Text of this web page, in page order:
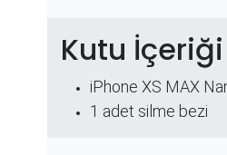
Kutu İçeriği
iPhone XS MAX
​1 adet silme bezi